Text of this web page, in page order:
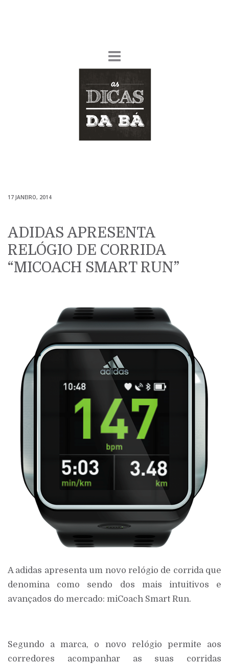
17 JANEIRO, 2014
ADIDAS APRESENTA
RELÓGIO DE CORRIDA
“MICOACH SMART RUN”
A adidas apresenta um novo relógio de corrida que
denomina como sendo dos mais intuitivos e
avançados do mercado: miCoach Smart Run.
Segundo a marca, o novo relógio permite aos
corredores acompanhar as suas corridas